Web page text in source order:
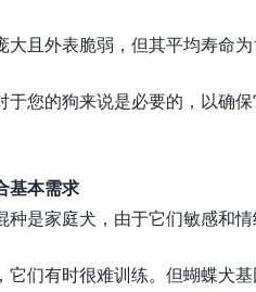
且外表脆弱，但其平均寿命
于您的狗来说是必要的，以确
基本需求
是家庭犬，由于它们敏感和情
它们有时很难训练。但蝴蝶犬